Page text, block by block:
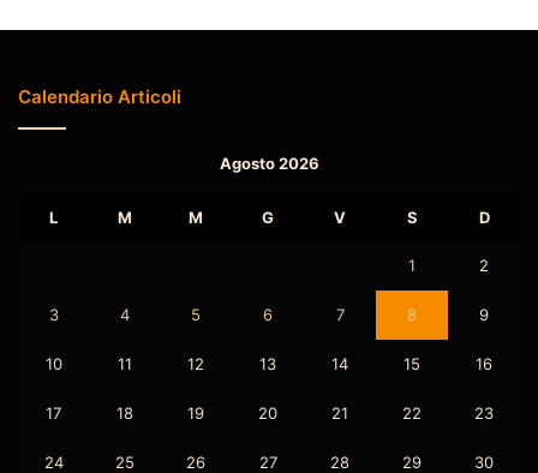
Calendario Articoli
Agosto 2026
L M M G V S D
1 2
3 4 5 6 7 8 9
10 11 12 13 14 15 16
17 18 19 20 21 22 23
24 25 26 27 28 29 30